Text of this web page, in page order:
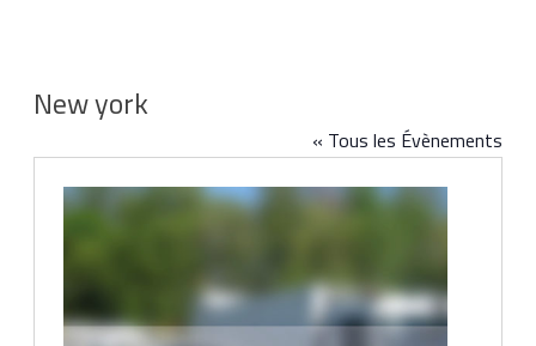
New york
« Tous les Évènements